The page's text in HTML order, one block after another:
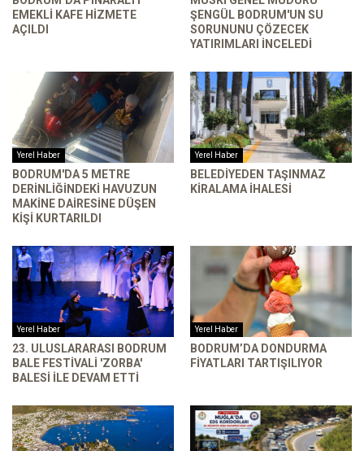
EMEKLI KAFE HIZMETE
AÇILDI
ŞENGÜL BODRUM'UN SU
SORUNUNU ÇÖZECEK
YATIRIMLARI INCELEDI
Yerel Haber
BODRUM'DA 5 METRE
DERINLIĞINDEKI HAVUZUN
MAKINE DAIRESINE DÜŞEN
KIŞI KURTARILDI
Yerel Haber
BELEDIYEDEN TAŞINMAZ
KIRALAMA İHALESI
Yerel Haber
23. ULUSLARARASI BODRUM
BALE FESTIVALI 'ZORBA'
BALESI ILE DEVAM ETTI
Yerel Haber
BODRUM’DA DONDURMA
FIYATLARI TARTIŞILIYOR